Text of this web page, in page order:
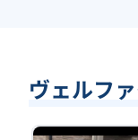
ヴェルフ